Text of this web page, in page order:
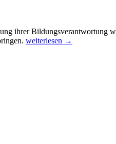
ihrer Bildungsverantwortung
Verantwortung
weiterlesen →